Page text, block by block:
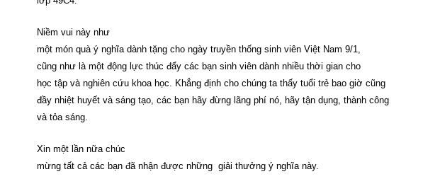
Niềm vui này như
một món quà ý nghĩa dành tặng cho ngày truyền thống sinh viên Việt Nam 9/1,
cũng như là một động lực thúc đẩy các bạn sinh viên dành nhiều thời gian cho
học tập và nghiên cứu khoa học. Khẳng định cho chúng ta thấy tuổi trẻ bao giờ cũng
đầy nhiệt huyết và sáng tạo, các bạn hãy đừng lãng phí nó, hãy tận dụng, thành công
và tỏa sáng.
Xin một lần nữa chúc
mừng tất cả các bạn đã nhận được những giải thưởng ý nghĩa này.